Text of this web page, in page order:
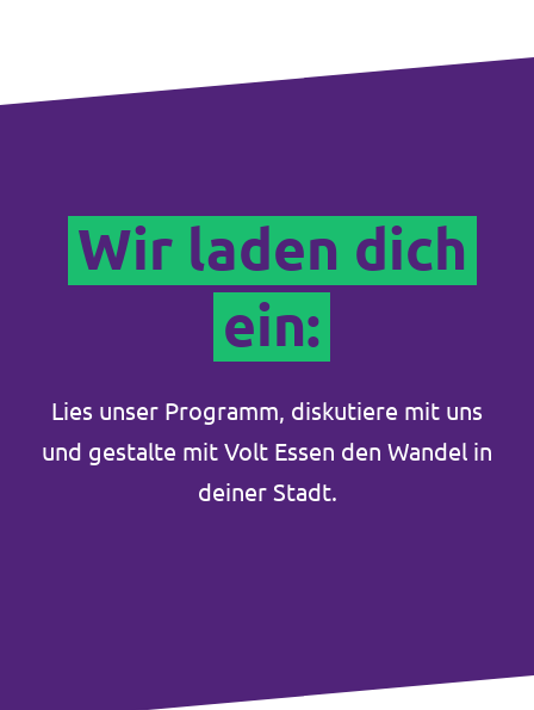
Wir laden dich
ein:
Lies unser Programm, diskutiere mit uns
und gestalte mit Volt Essen den Wandel in
deiner Stadt.